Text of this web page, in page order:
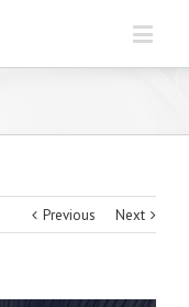
Previous Next